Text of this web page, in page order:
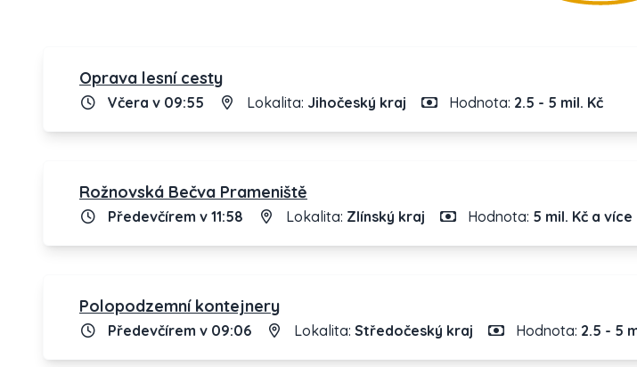
Oprava lesní cesty
Včera v 09:55 Lokalita: Jihočeský kraj Hodnota: 2.5 - 5 mil. Kč
Rožnovská Bečva Prameniště
Předevčírem v 11:58 Lokalita: Zlínský kraj Hodnota: 5 mil. Kč a více
Polopodzemní kontejnery
Předevčírem v 09:06 Lokalita: Středočeský kraj Hodnota: 2.5 - 5